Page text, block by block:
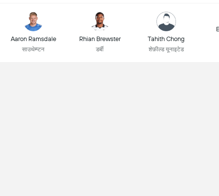
Aaron Ramsdale
साउथेम्प्टन
Rhian Brewster
डर्बी
Tahith Chong
शेफ़ील्ड यूनाइटेड